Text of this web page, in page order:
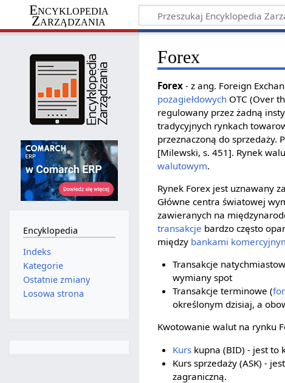
Encyklopedia
Zarządzania
Forex
Forex - z ang. Foreign
pozagiełdowych OTC (Over
regulowany przez żadną
tradycyjnych rynkach
przeznaczoną do sprzedaży.
[Milewski, s. 451]. Rynek
walutowym.
Rynek Forex jest uznawany
Główne centra światowej
zawieranych na
transakcje bardzo często
między bankami
Transakcje
wymiany spot
Transakcje terminowe (
określonym dzisiaj, a
Kwotowanie walut na rynku
Kurskupna (BID) - jest to
Kurs sprzedaży (ASK) -
zagraniczną.
Encyklopedia
Indeks
Kategorie
Ostatnie zmiany
Losowa strona